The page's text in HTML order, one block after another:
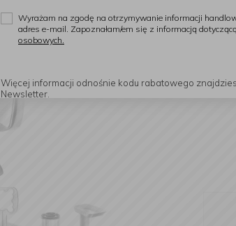
Wyrażam na zgodę na otrzymywanie informacji
adres e-mail. Zapoznałam/em się z informacją
osobowych.
Więcej informacji odnośnie kodu rabatowego
Newsletter.